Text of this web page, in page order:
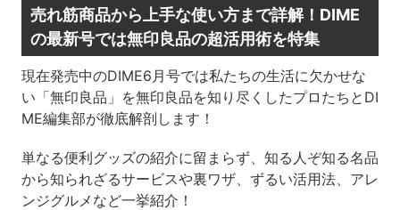
売れ筋商品から上手な使い方まで詳解！DIME
の最新号では無印良品の超活用術を特集
現在発売中のDIME6月号では私たちの生活に欠かせな
い「無印良品」を無印良品を知り尽くしたプロたちとDI
ME編集部が徹底解剖します！
単なる便利グッズの紹介に留まらず、知る人ぞ知る名品
から知られざるサービスや裏ワザ、ずるい活用法、アレ
ンジグルメなど一挙紹介！